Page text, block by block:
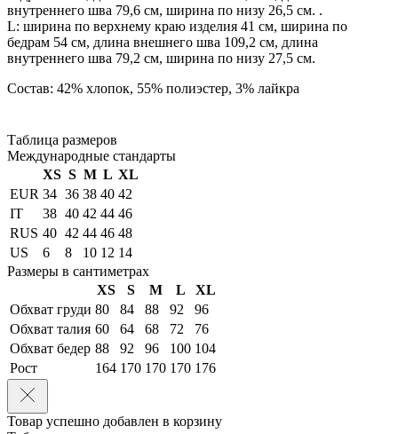
внутреннего шва 79,6 см, ширина по низу 26,5 см. .
L: ширина по верхнему краю изделия 41 см, ширина по
бедрам 54 см, длина внешнего шва 109,2 см, длина
внутреннего шва 79,2 см, ширина по низу 27,5 см.
Состав: 42% хлопок, 55% полиэстер, 3% лайкра
Таблица размеров
Международные стандарты
XS S M L XL
EUR 34 36 38 40 42
IT
38 40 42 44 46
RUS 40 42 44 46 48
US
6 8 10 12 14
Размеры в сантиметрах
XS
S M L
XL
Обхват груди 80 84 88 92
96
Обхват талия 60 64 68 72
76
Обхват бедер 88 92 96 100 104
Рост
164 170 170 170 176
Товар успешно добавлен в корзину